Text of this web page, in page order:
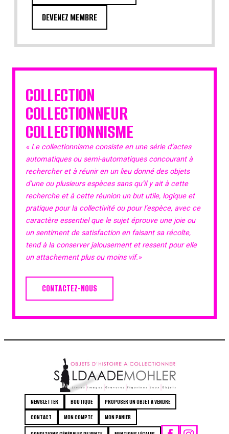
DEVENEZ MEMBRE
COLLECTION
COLLECTIONNEUR
COLLECTIONNISME
« Le collectionnisme consiste en une série d’actes
automatiques ou semi-automatiques concourant à
rechercher et à réunir en un lieu donné des objets
d’une ou plusieurs espèces sans qu’il y ait à cette
recherche et à cette réunion un but utile, logique et
pratique pour la collectivité ou pour l’espèce, avec ce
caractère essentiel que le sujet éprouve une joie ou
un sentiment de satisfaction en faisant sa récolte,
tend à la conserver jalousement et ressent pour elle
un attachement plus ou moins vif.»
CONTACTEZ-NOUS
NEWSLETTER BOUTIQUE
PROPOSER UN OBJET À VENDRE
CONTACT
MON COMPTE MON PANIER